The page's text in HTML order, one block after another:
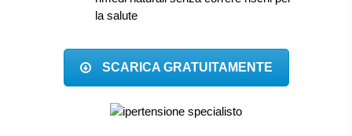
la salute
SCARICA GRATUITAMENTE